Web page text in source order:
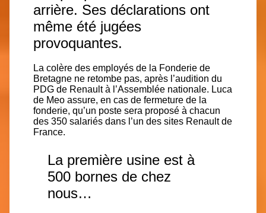
arrière. Ses déclarations ont
même été jugées
provoquantes.
La colère des employés de la Fonderie de
Bretagne ne retombe pas, après l’audition du
PDG de Renault à l’Assemblée nationale. Luca
de Meo assure, en cas de fermeture de la
fonderie, qu’un poste sera proposé à chacun
des 350 salariés dans l’un des sites Renault de
France.
La première usine est à
500 bornes de chez
nous…